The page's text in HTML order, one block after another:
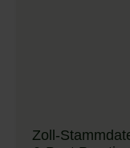
Zoll-